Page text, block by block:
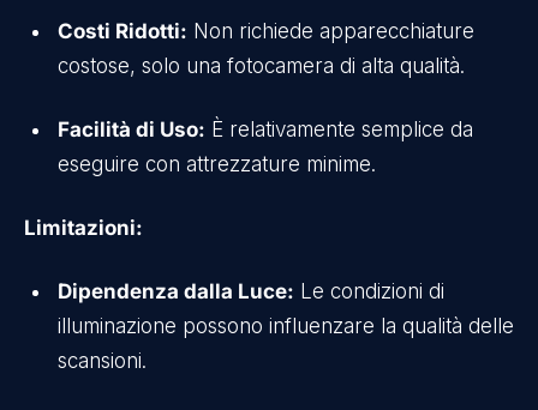
Costi Ridotti: Non richiede apparecchiature
costose, solo una fotocamera di alta qualità.
Facilità di Uso: È relativamente semplice da
eseguire con attrezzature minime.
Limitazioni:
Dipendenza dalla Luce: Le condizioni di
illuminazione possono influenzare la qualità delle
scansioni.